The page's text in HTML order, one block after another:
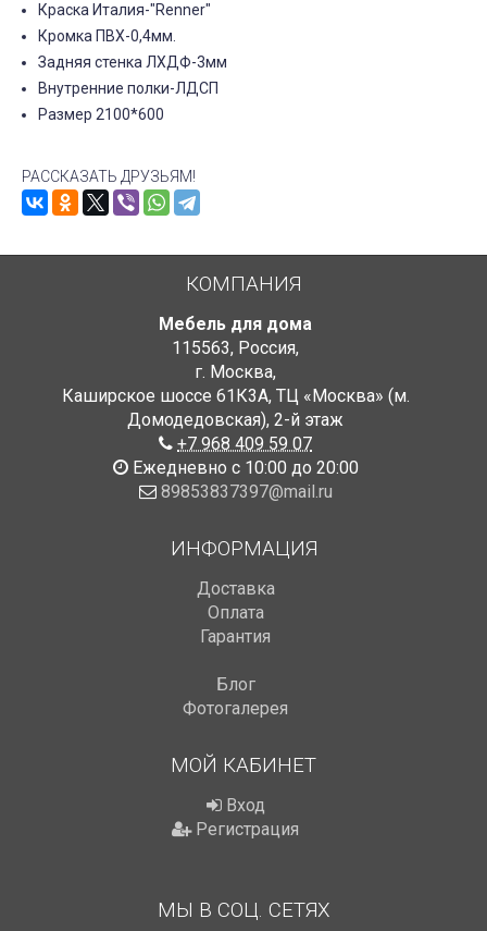
Краска Италия-"Renner"
Кромка ПВХ-0,4мм.
Задняя стенка ЛХДФ-3мм
Внутренние полки-ЛДСП
Размер 2100*600
РАССКАЗАТЬ ДРУЗЬЯМ!
КОМПАНИЯ
Мебель для дома
115563, Россия,
г. Москва,
Каширское шоссе 61К3А, ТЦ «Москва» (м.
Домодедовская), 2-й этаж
+7 968 409 59 07
Ежедневно с 10:00 до 20:00
89853837397@mail.ru
ИНФОРМАЦИЯ
Доставка
Оплата
Гарантия
Блог
Фотогалерея
МОЙ КАБИНЕТ
Вход
Регистрация
МЫ В СОЦ. СЕТЯХ